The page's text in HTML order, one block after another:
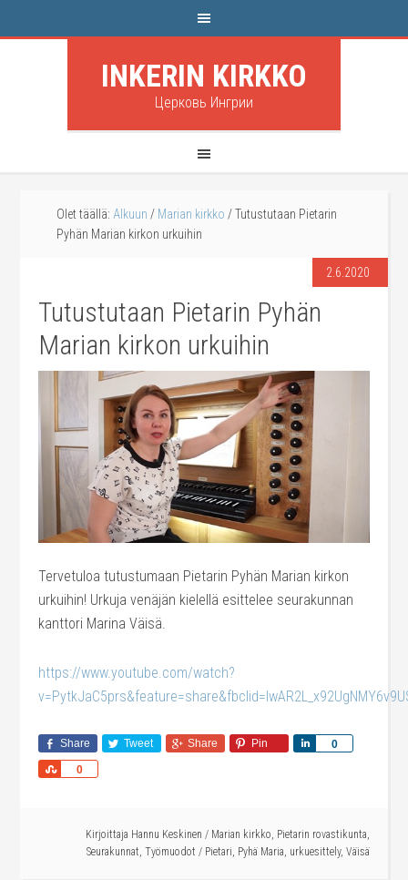
INKERIN KIRKKO
Церковь Ингрии
Olet täällä: Alkuun / Marian kirkko /Tutustutaan Pietarin
Pyhän Marian kirkon urkuihin
2.6.2020
Tutustutaan Pietarin Pyhän
Marian kirkon urkuihin
Tervetuloa tutustumaan Pietarin Pyhän Marian kirkon
urkuihin! Urkuja venäjän kielellä esittelee seurakunnan
kanttori Marina Väisä.
https://www.youtube.com/watch?
Share Tweet Share Pin 0
Share
0
Share
Kirjoittaja Hannu Keskinen / Marian kirkko, Pietarin rovastikunta,
Seurakunnat, Työmuodot / Pietari, Pyhä Maria, urkuesittely, Väisä